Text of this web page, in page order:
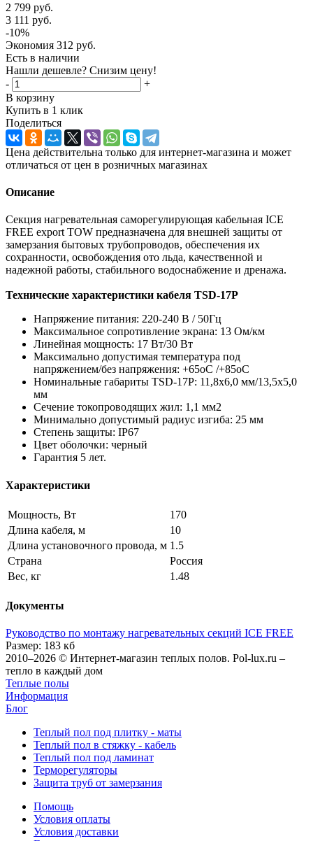
2 799 руб.
3 111 руб.
-10%
Экономия 312 руб.
Есть в наличии
Нашли дешевле? Снизим цену!
-
+
В корзину
Купить в 1 клик
Поделиться
Цена действительна только для интернет-магазина и может
отличаться от цен в розничных магазинах
Описание
Секция нагревательная саморегулирующая кабельная ICE
FREE export TOW предназначена для внешней защиты от
замерзания бытовых трубопроводов, обеспечения их
сохранности, освобождения ото льда, качественной и
надежной работы, стабильного водоснабжение и дренажа.
Технические характеристики кабеля TSD-17P
Напряжение питания: 220-240 В / 50Гц
Максимальное сопротивление экрана: 13 Ом/км
Линейная мощность: 17 Вт/30 Вт
Максимально допустимая температура под
напряжением/без напряжения: +65oС /+85oС
Номинальные габариты TSD-17P: 11,8х6,0 мм/13,5х5,0
мм
Сечение токопроводящих жил: 1,1 мм2
Минимально допустимый радиус изгиба: 25 мм
Степень защиты: IP67
Цвет оболочки: черный
Гарантия 5 лет.
Характеристики
Мощность, Вт
170
Длина кабеля, м
10
Длина установочного провода, м 1.5
Страна
Россия
Вес, кг
1.48
Документы
Руководство по монтажу нагревательных секций ICE FREE
Размер: 183 кб
2010–2026 © Интернет-магазин теплых полов. Pol-lux.ru –
тепло в каждый дом
Теплые полы
Информация
Блог
Теплый пол под плитку - маты
Теплый пол в стяжку - кабель
Теплый пол под ламинат
Терморегуляторы
Защита труб от замерзания
Помощь
Условия оплаты
Условия доставки